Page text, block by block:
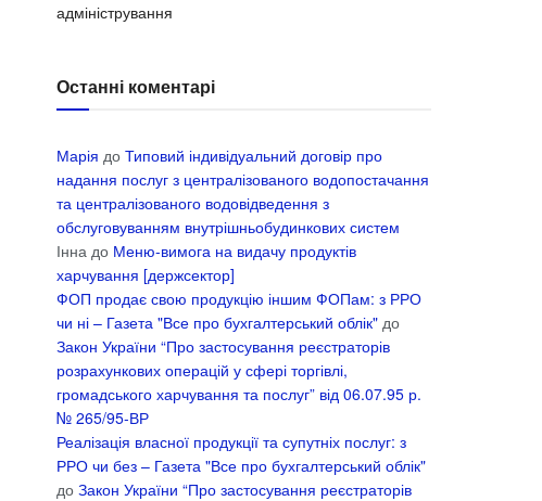
адміністрування
Останні коментарі
Марія до Типовий індивідуальний договір про
надання послуг з централізованого водопостачання
та централізованого водовідведення з
обслуговуванням внутрішньобудинкових систем
Інна до Меню-вимога на видачу продуктів
харчування [держсектор]
ФОП продає свою продукцію іншим ФОПам: з РРО
чи ні – Газета "Все про бухгалтерський облік" до
Закон України “Про застосування реєстраторів
розрахункових операцій у сфері торгівлі,
громадського харчування та послуг” від 06.07.95 р.
№ 265/95-ВР
Реалізація власної продукції та супутніх послуг: з
РРО чи без – Газета "Все про бухгалтерський облік"
до Закон України “Про застосування реєстраторів